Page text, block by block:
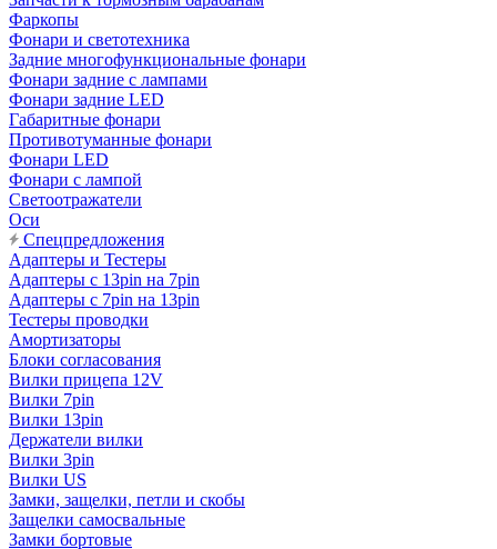
Фаркопы
Фонари и светотехника
Задние многофункциональные фонари
Фонари задние с лампами
Фонари задние LED
Габаритные фонари
Противотуманные фонари
Фонари LED
Фонари с лампой
Светоотражатели
Оси
Спецпредложения
Адаптеры и Тестеры
Адаптеры с 13pin на 7pin
Адаптеры с 7pin на 13pin
Тестеры проводки
Амортизаторы
Блоки согласования
Вилки прицепа 12V
Вилки 7pin
Вилки 13pin
Держатели вилки
Вилки 3pin
Вилки US
Замки, защелки, петли и скобы
Защелки самосвальные
Замки бортовые